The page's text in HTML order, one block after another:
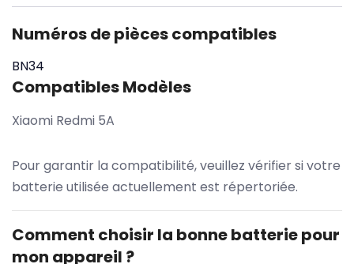
Numéros de pièces compatibles
BN34
Compatibles Modèles
Xiaomi Redmi 5A
Pour garantir la compatibilité, veuillez vérifier si votre
batterie utilisée actuellement est répertoriée.
Comment choisir la bonne batterie pour
mon appareil ?